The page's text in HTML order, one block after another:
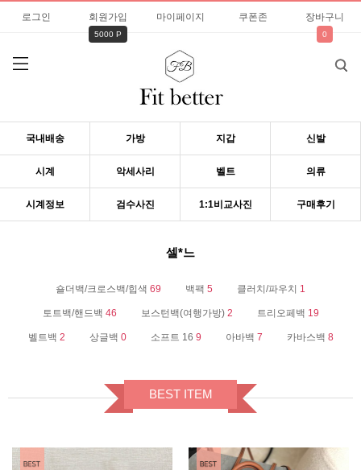
로그인 회원가입
5000 P
마이페이지 쿠폰존 장바구니
0
국내배송 가방 지갑 신발
시계 악세사리 벨트 의류
시계정보 검수사진 1:1비교사진 구매후기
셀*느
숄더백/크로스백/힙색 69 백팩 5 클러치/파우치 1
토트백/핸드백 46 보스턴백(여행가방) 2 트리오페백 19
벨트백 2 상글백 0 소프트 16 9 아바백 7 카바스백 8
BEST ITEM